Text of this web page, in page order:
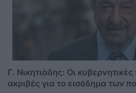
Γ. Νικητιάδης: Οι κυβερνητικές
ακριβές για το εισόδημα των